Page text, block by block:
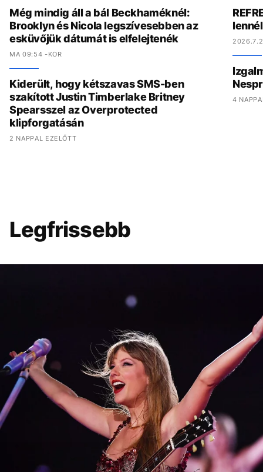
Még mindig áll a bál Beckhaméknél:
Brooklyn és Nicola legszívesebben az
esküvőjük dátumát is elfelejtenék
MA 09:54 -KOR
Kiderült, hogy kétszavas SMS-ben
szakított Justin Timberlake Britney
Spearsszel az Overprotected
klipforgatásán
2 NAPPAL EZELŐTT
4
Legfrissebb